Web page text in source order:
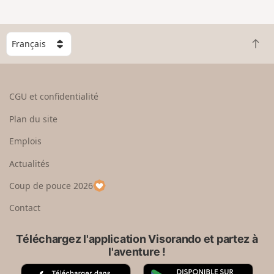
g
n
C
h
o
e
u
p
a
R
e
CGU et confidentialité
Plan du site
Emplois
Actualités
Coup de pouce 2026
Contact
Téléchargez l'application Visorando et partez à
l'aventure !
A G